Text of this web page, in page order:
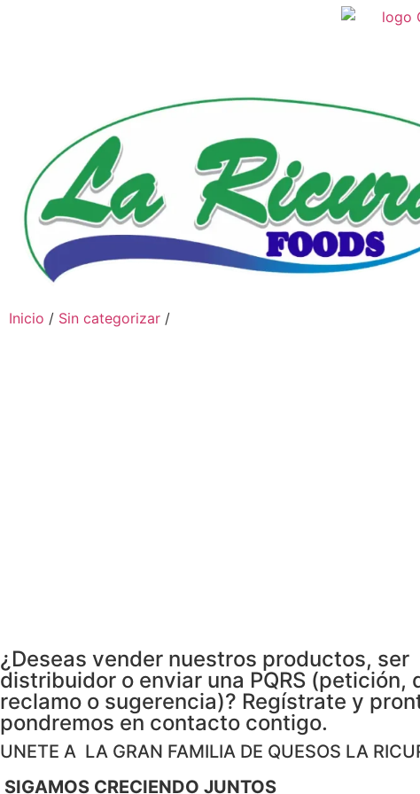
Inicio / Sin categorizar /
¿Deseas vender nuestros productos, ser
distribuidor o enviar una PQRS (petición,
reclamo o sugerencia)? Regístrate y
pondremos en contacto contigo.
UNETE A LA GRAN FAMILIA DE QUESOS LA
SIGAMOS CRECIENDO JUNTOS